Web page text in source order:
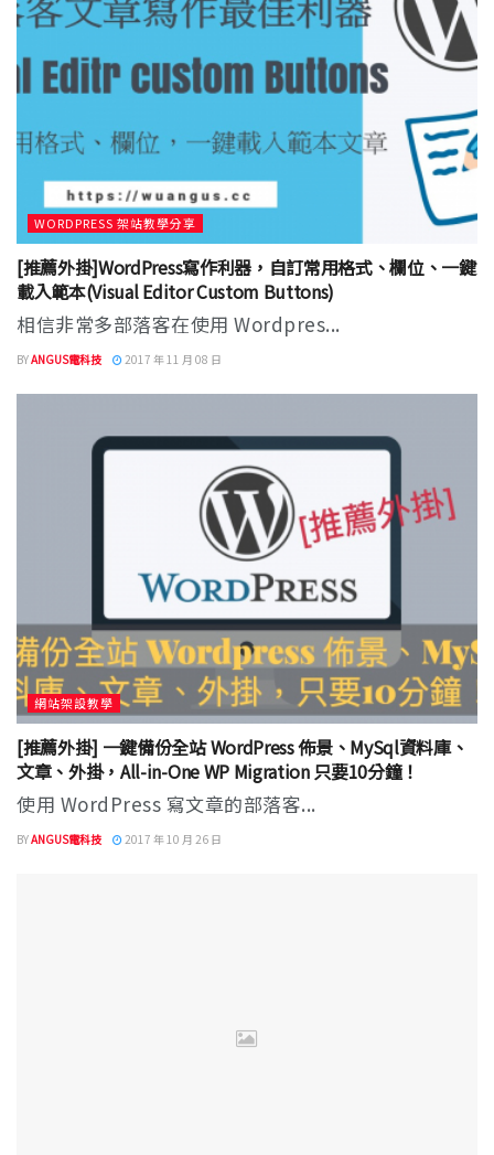
WORDPRESS 架站教學分享
[推薦外掛]WordPress寫作利器，自訂常用格式、欄位、一鍵
載入範本(Visual Editor Custom Buttons)
相信非常多部落客在使用 Wordpres...
BYANGUS電科技 2017 年 11 月 08 日
網站架設教學
[推薦外掛] 一鍵備份全站 WordPress 佈景、MySql資料庫、
文章、外掛，All-in-One WP Migration 只要10分鐘！
使用 WordPress 寫文章的部落客...
BYANGUS電科技 2017 年 10 月 26 日